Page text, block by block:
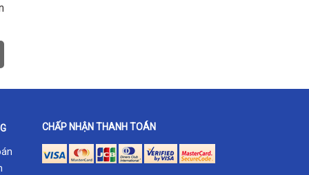
CHẤP NHẬN THANH TOÁN